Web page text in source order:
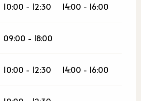
10:00 - 12:30 14:00 - 16:00
09:00 - 18:00
10:00 - 12:30 14:00 - 16:00